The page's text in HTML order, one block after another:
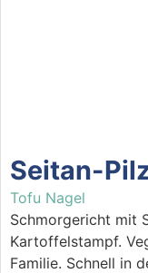
Seitan-
Tofu Nagel
Schmorgericht mit
Kartoffelstampf.
Familie. Schnell in